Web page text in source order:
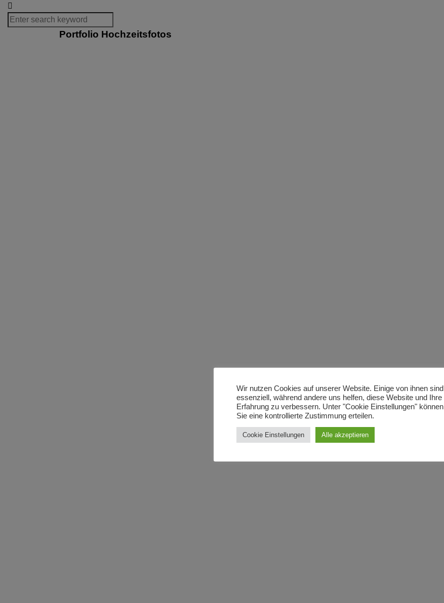
Portfolio Hochzeitsfotos
Wir nutzen Cookies auf unserer Website. Einige von ihnen sind
essenziell, während andere uns helfen, diese Website und Ihre
Erfahrung zu verbessern. Unter "Cookie Einstellungen" können
Sie eine kontrollierte Zustimmung erteilen.
Cookie Einstellungen Alle akzeptieren